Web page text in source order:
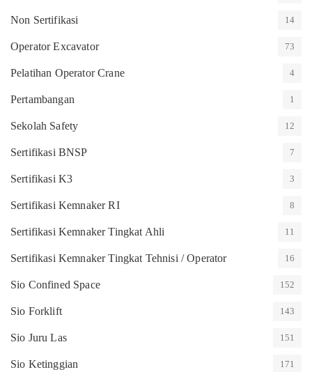
Non Sertifikasi 14
Operator Excavator 73
Pelatihan Operator Crane 4
Pertambangan 1
Sekolah Safety 12
Sertifikasi BNSP 7
Sertifikasi K3 3
Sertifikasi Kemnaker RI 8
Sertifikasi Kemnaker Tingkat Ahli 11
Sertifikasi Kemnaker Tingkat Tehnisi / Operator 16
Sio Confined Space 152
Sio Forklift 143
Sio Juru Las 151
Sio Ketinggian 171